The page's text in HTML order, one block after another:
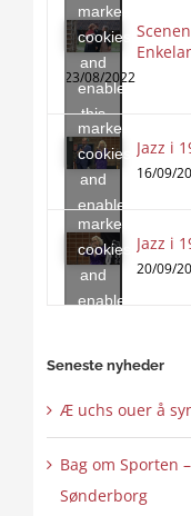
marketing
cookies
and
enable
this
content
23/08/2022
Click
to
marketing
cookies
and
enable
this
content
Jazz i
16/09/
Click
to
accept
marketing
cookies
and
enable
Jazz i
20/09/
Seneste nyheder
Æ uchs ouer å
Bag om Sporten
Sønderborg